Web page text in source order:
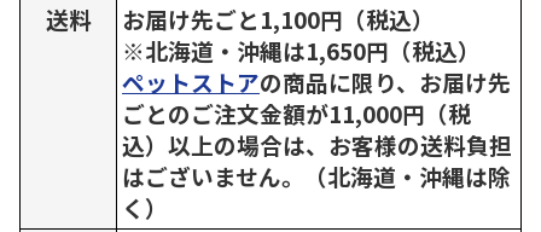
送料
お届け先ごと1,100円（税込）
※北海道・沖縄は1,650円（税込）
ペットストアの商品に限り、お届け先
ごとのご注文金額が11,000円（税
込）以上の場合は、お客様の送料負担
はございません。（北海道・沖縄は除
く）